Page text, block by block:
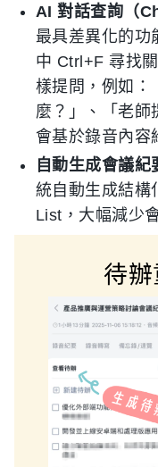
AI 對話查詢（
最具差異化的功
中 Ctrl+F 尋找
樣提問，例如：
麼？」、「老師
會基於錄音內容
自動生成會議紀
統自動生成結構
List，大幅減少